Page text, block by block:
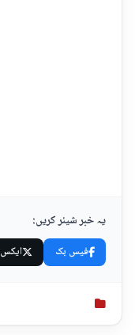
یہ خبر شیئر کریں:
فیس بک ایکس